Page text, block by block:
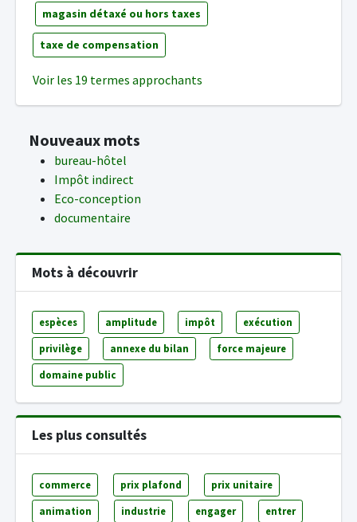
magasin détaxé ou hors taxes
taxe de compensation
Voir les 19 termes approchants
Nouveaux mots
bureau-hôtel
Impôt indirect
Eco-conception
documentaire
Mots à découvrir
espèces amplitude impôt exécution
privilège annexe du bilan force majeure
domaine public
Les plus consultés
commerce prix plafond prix unitaire
animation industrie engager entrer